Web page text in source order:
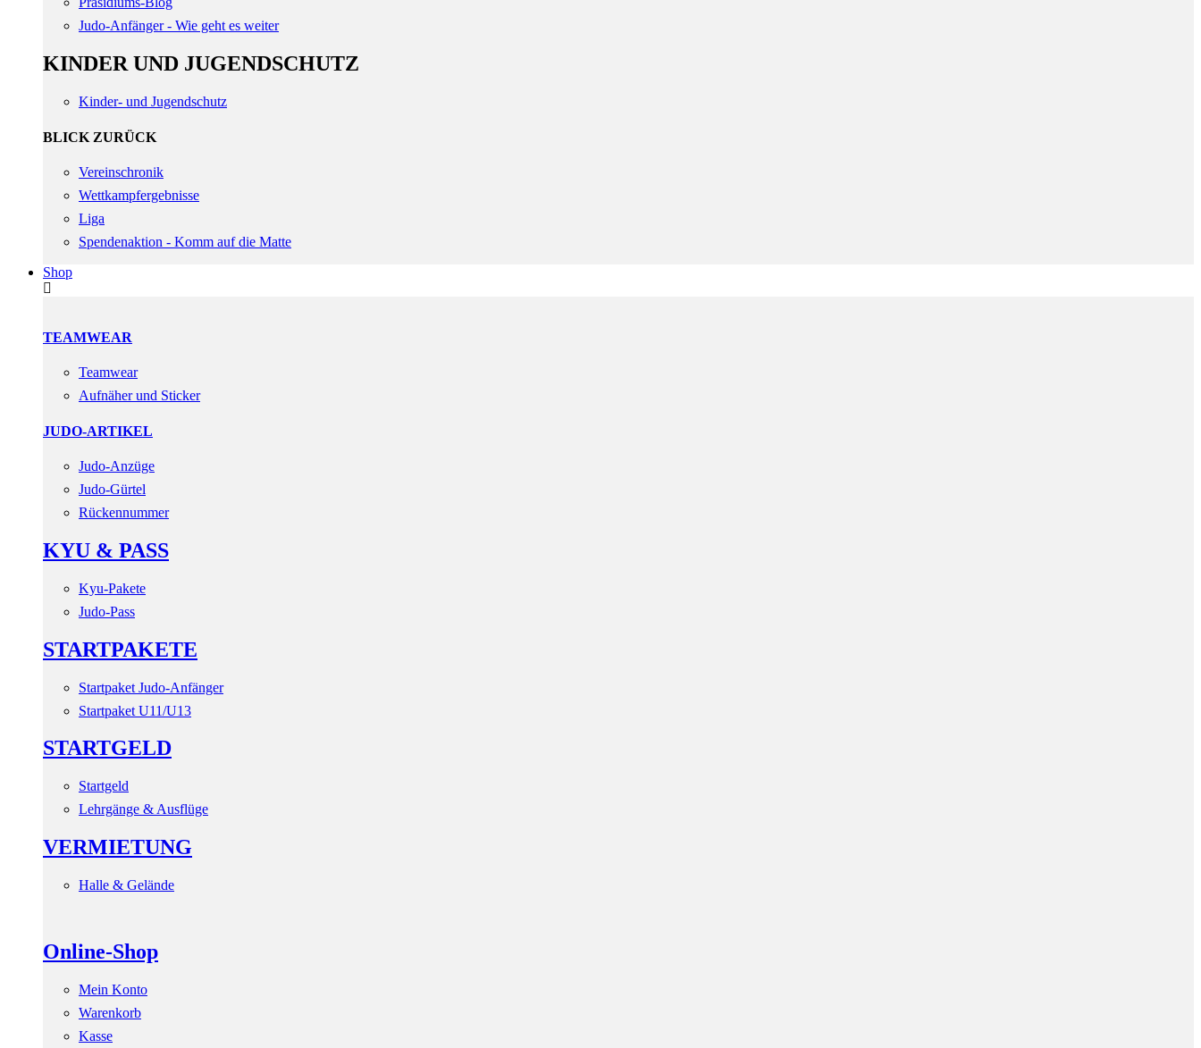
Judo-Anfänger - Wie geht es weiter
KINDER UND JUGENDSCHUTZ
Kinder- und Jugendschutz
BLICK ZURÜCK
Vereinschronik
Wettkampfergebnisse
Liga
Spendenaktion - Komm auf die Matte
Shop
TEAMWEAR
Teamwear
Aufnäher und Sticker
JUDO-ARTIKEL
Judo-Anzüge
Judo-Gürtel
Rückennummer
KYU & PASS
Kyu-Pakete
Judo-Pass
STARTPAKETE
Startpaket Judo-Anfänger
Startpaket U11/U13
STARTGELD
Startgeld
Lehrgänge & Ausflüge
VERMIETUNG
Halle & Gelände
Online-Shop
Mein Konto
Warenkorb
Kasse